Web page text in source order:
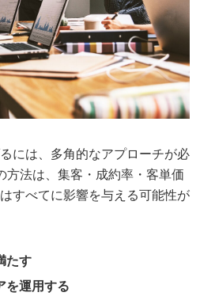
には、多角的なアプローチが必
方法は、集客・成約率・客単価
すべてに影響を与える可能性が
たす
を運用する